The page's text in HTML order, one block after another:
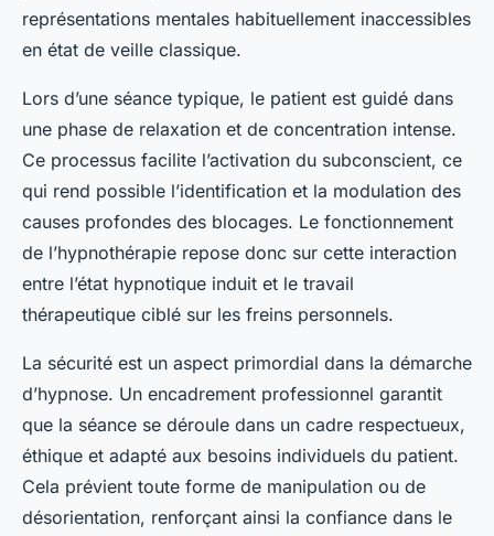
représentations mentales habituellement inaccessibles
en état de veille classique.
Lors d’une séance typique, le patient est guidé dans
une phase de relaxation et de concentration intense.
Ce processus facilite l’activation du subconscient, ce
qui rend possible l’identification et la modulation des
causes profondes des blocages. Le fonctionnement
de l’hypnothérapie repose donc sur cette interaction
entre l’état hypnotique induit et le travail
thérapeutique ciblé sur les freins personnels.
La sécurité est un aspect primordial dans la démarche
d’hypnose. Un encadrement professionnel garantit
que la séance se déroule dans un cadre respectueux,
éthique et adapté aux besoins individuels du patient.
Cela prévient toute forme de manipulation ou de
désorientation, renforçant ainsi la confiance dans le